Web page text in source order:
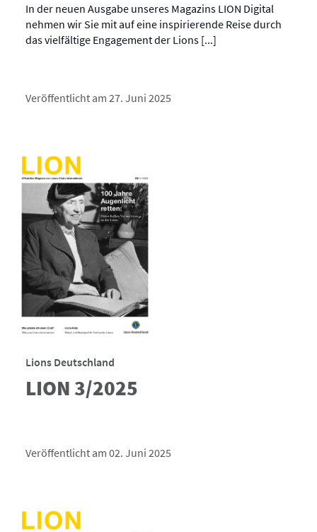
In der neuen Ausgabe unseres Magazins LION Digital
nehmen wir Sie mit auf eine inspirierende Reise durch
das vielfältige Engagement der Lions [...]
Veröffentlicht am 27. Juni 2025
Lions Deutschland
LION 3/2025
Veröffentlicht am 02. Juni 2025